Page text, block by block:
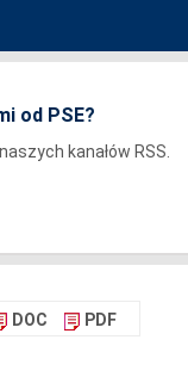
od PSE?
kanałów RSS.
DOC PDF